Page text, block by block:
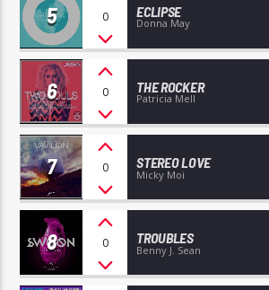
5 0 ECLIPSE
Donna May
6 0 THE ROCKER
Patricia Mell
7 0 STEREO LOVE
Micky Moi
8 0 TROUBLES
Benny J. Sean